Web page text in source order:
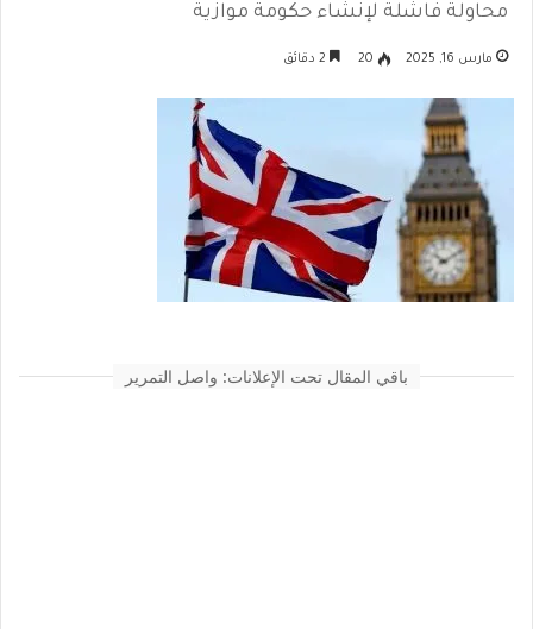
محاولة فاشلة لإنشاء حكومة موازية
مارس 16, 2025 20
باقي المقال تحت الإعلانات: واصل التمرير